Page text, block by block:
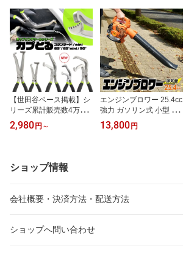
【世田谷ベース掲載】シ
リーズ累計販売数4万本
突破★ カプとる 工具 正
規品 全5種 カプラー 外し
5°／65°mini ／ 90° カッ
プリングツール 【実用新
済】 セット使い 作業効
率アップ
2,980 円 ～
エンジンブロワー 25.4cc
強力 ガソリン式 小型 軽
量 肩掛け ノズル3種付き
送風機 落ち葉掃除 落ち
ガソリン
13,800 円
ショップ情報
会社概要・決済方法・配送方法
ショップへ問い合わせ